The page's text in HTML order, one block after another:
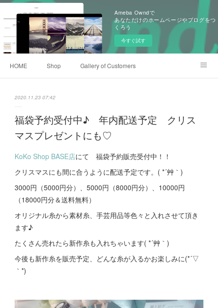
Ameba Owndで
あなただけのホームページやブログをつ
くろう
今すぐ試す
HOME Shop Gallery of Customers
2020.11.23 07:42
福袋予約受付中♪ 年内配送予定 クリス
マスプレゼントにも♡
KoKo Shop BASE店にて 福袋予約販売受付中！！
クリスマスにも間に合うように配送予定です。( *´艸｀)
3000円（5000円分）、5000円（8000円分）、10000円
（18000円分＆送料無料）
オリジナル糸から素材糸、手芸用品等色々と入れさせて頂き
ます♪
たくさん売れたら新作糸も入れちゃいます( *´艸｀)
今後も新作糸を販売予定、どんな糸が入るかお楽しみに(*´▽
｀*)